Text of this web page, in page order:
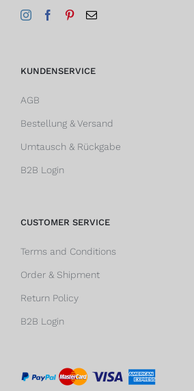
KUNDENSERVICE
AGB
Bestellung & Versand
Umtausch & Rückgabe
B2B Login
CUSTOMER SERVICE
Terms and Conditions
Order & Shipment
Return Policy
B2B Login